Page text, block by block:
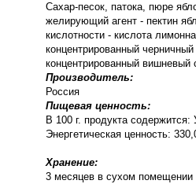
Сахар-песок, патока, пюре
желирующий агент - пектин
кислотности - кислота
концентрированный черничный
концентрированный вишневый
Россия
Пищевая
В 100 г. продукта содержится:
Энергетическая
Хранение:
3 месяцев в сухом помещении